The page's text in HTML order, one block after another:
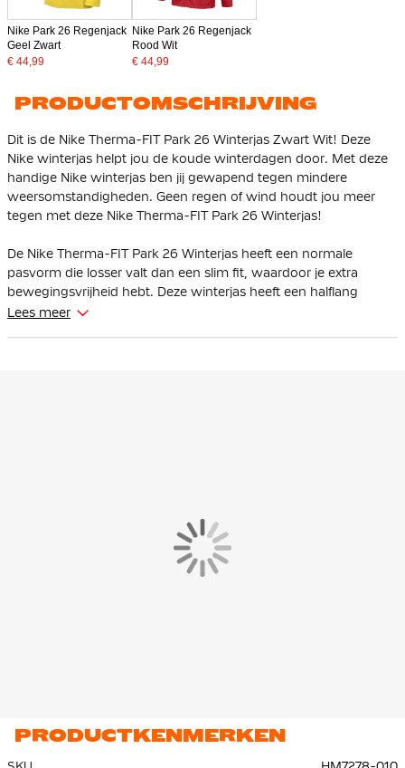
Nike Park 26 Regenjack
Geel Zwart
€ 44,99
Nike Park 26 Regenjack
Rood Wit
€ 44,99
PRODUCTOMSCHRIJVING
Dit is de Nike Therma-FIT Park 26 Winterjas Zwart Wit! Deze
Nike winterjas helpt jou de koude winterdagen door. Met deze
handige Nike winterjas ben jij gewapend tegen mindere
weersomstandigheden. Geen regen of wind houdt jou meer
tegen met deze Nike Therma-FIT Park 26 Winterjas!
De Nike Therma-FIT Park 26 Winterjas heeft een normale
pasvorm die losser valt dan een slim fit, waardoor je extra
bewegingsvrijheid hebt. Deze winterjas heeft een halflang
design tot halverwege het dijbeen.
ongeacht de omstandigheden.
Lees meer
PRODUCTKENMERKEN